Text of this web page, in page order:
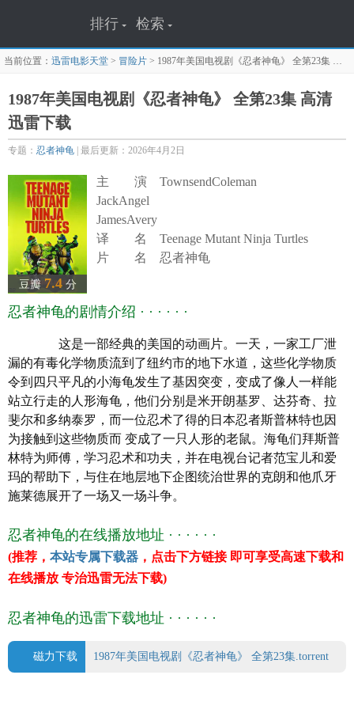
排行 检索
当前位置： 迅雷电影天堂 > 冒险片 > 1987年美国电视剧《忍者神龟》 全第23集
1987年美国电视剧《忍者神龟》 全第23集 高清
迅雷下载
专题： 忍者神龟 | 最后更新：2026年4月2日
豆瓣 7.4分
主 演 TownsendColeman
JackAngel
JamesAvery
译 名 Teenage Mutant Ninja Turtles
片 名 忍者神龟
类 别 喜剧/动作/科幻/动画/犯罪/冒险
上映日期 1987-12-14(美国)
豆瓣评分 0.0
主 演 Townsend Coleman/Jack
Angel/James Avery
忍者神龟的剧情介绍 · · · · · ·
这是一部经典的美国的动画片。一天，一家工厂泄
漏的有毒化学物质流到了纽约市的地下水道，这些化学物质
令到四只平凡的小海龟发生了基因突变，变成了像人一样能
站立行走的人形海龟，他们分别是米开朗基罗、达芬奇、拉
斐尔和多纳泰罗，而一位忍术了得的日本忍者斯普林特也因
为接触到这些物质而 变成了一只人形的老鼠。海龟们拜斯普
林特为师傅，学习忍术和功夫，并在电视台记者范宝儿和爱
玛的帮助下，与住在地层地下企图统治世界的克朗和他爪牙
施莱德展开了一场又一场斗争。
忍者神龟的在线播放地址 · · · · · ·
(推荐， 本站专属下载器 ，点击下方链接 即可享受高速下载和
在线播放 专治迅雷无法下载)
忍者神龟的迅雷下载地址 · · · · · ·
磁力下载 1987年美国电视剧《忍者神龟》 全第23集.torrent